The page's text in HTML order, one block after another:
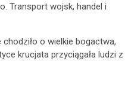
Transport wojsk, handel i
o wielkie bogactwa,
krucjata przyciągała ludzi z